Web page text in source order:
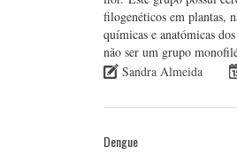
filogenéticos em plantas,
químicas e anatómicas
não ser um grupo
Sandra Almeida
Dengue